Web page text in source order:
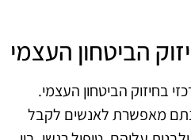
הביטחון העצמי
בחיזוק הביטחון העצמי.
מאפשרת לאנשים לקבל